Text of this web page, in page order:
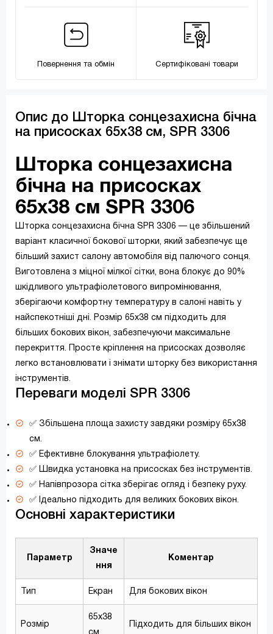
Повернення та обмін Сертифіковані товари
Опис до Шторка сонцезахисна бічна
на присосках 65x38 см, SPR 3306
Шторка сонцезахисна
бічна на присосках
65x38 см SPR 3306
Шторка сонцезахисна бічна SPR 3306 — це збільшений
варіант класичної бокової шторки, який забезпечує ще
більший захист салону автомобіля від палючого сонця.
Виготовлена з міцної мілкої сітки, вона блокує до 90%
шкідливого ультрафіолетового випромінювання,
зберігаючи комфортну температуру в салоні навіть у
найспекотніші дні. Розмір 65x38 см підходить для
більших бокових вікон, забезпечуючи максимальне
перекриття. Просте кріплення на присосках дозволяє
легко встановлювати і знімати шторку без використання
інструментів.
Переваги моделі SPR 3306
✅ Збільшена площа захисту завдяки розміру 65x38
см.
✅ Ефективне блокування ультрафіолету.
✅ Швидка установка на присосках без інструментів.
✅ Напівпрозора сітка зберігає огляд і безпеку руху.
✅ Ідеально підходить для великих бокових вікон.
Основні характеристики
Параметр
Значе
ння
Коментар
Тип Екран Для бокових вікон
Розмір
65x38
Підходить для більших вікон